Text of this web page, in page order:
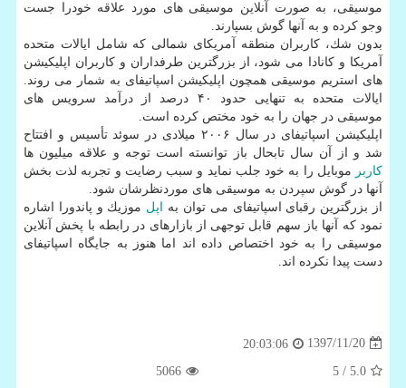
موسیقی، به صورت آنلاین موسیقی های مورد علاقه خودرا جست
وجو كرده و به آنها گوش بسپارند.
بدون شك، كاربران منطقه آمریكای شمالی كه شامل ایالات متحده
آمریكا و كانادا می شود، از بزرگترین طرفداران و كاربران اپلیكیشن
های استریم موسیقی همچون اپلیكیشن اسپاتیفای به شمار می روند.
ایالات متحده به تنهایی حدود ۴۰ درصد از درآمد سرویس های
موسیقی در جهان را به خود مختص كرده است.
اپلیكیشن اسپاتیفای در سال ۲۰۰۶ میلادی در سوئد تأسیس و افتتاح
شد و از آن سال تابحال باز توانسته است توجه و علاقه میلیون ها
كاربر موبایل را به خود جلب نماید و سبب رضایت و تجربه لذت بخش
آنها در گوش سپردن به موسیقی های موردنظرشان شود.
از بزرگترین رقبای اسپاتیفای می توان به
اپل موزیك و پاندورا اشاره
نمود كه آنها باز سهم قابل توجهی از بازارهای در رابطه با پخش آنلاین
موسیقی را به خود اختصاص داده اند اما هنوز به جایگاه اسپاتیفای
دست پیدا نكرده اند.
1397/11/20
20:03:06
5.0
/ 5
5066